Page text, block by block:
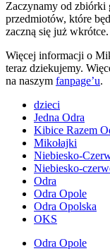
Zaczynamy od zbiórki
przedmiotów, które
zaczną się już wkrótce.
Więcej informacji o
teraz dziekujemy.
na naszym fanpage’u.
dzieci
Jedna Odra
Kibice Razem
Mikołajki
Niebiesko-
Niebiesko-
Odra
Odra Opole
Odra Opolska
OKS
Odra Opole